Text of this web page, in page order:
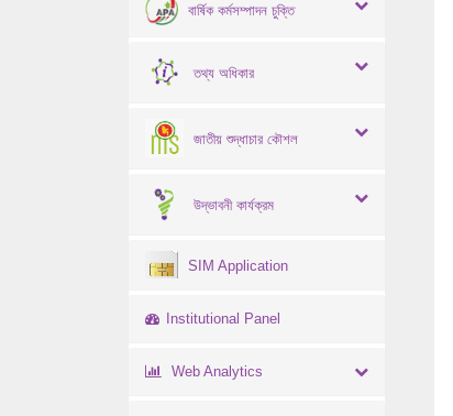
বার্ষিক কর্মসম্পাদন চুক্তি
তথ্য অধিকার
জাতীয় শুদ্ধাচার কৌশল
উদ্ভাবনী কার্যক্রম
SIM Application
Institutional Panel
Web Analytics